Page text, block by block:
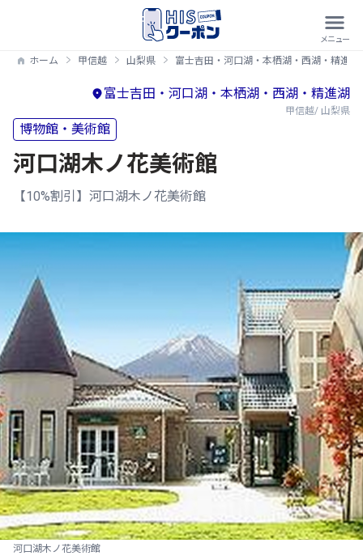
ホーム 甲信越 山梨県 富士吉田・河口湖・本栖湖・西湖・精進湖
富士吉田・河口湖・本栖湖・西湖・精進湖
甲信越/ 山梨県
博物館・美術館
河口湖木ノ花美術館
【10%割引】河口湖木ノ花美術館
河口湖木ノ花美術館